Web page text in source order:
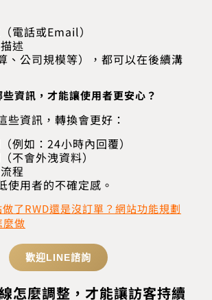
電話或Email）
述
、公司規模等），都可以在後續溝
資訊，才能讓使用者更安心？
些資訊，轉換會更好：
例如：24小時內回覆）
不會外洩資料）
程
使用者的不確定感。
了RWD還是沒訂單？網站功能規劃
麼做
歡迎LINE諮詢
怎麼調整，才能讓訪客持續